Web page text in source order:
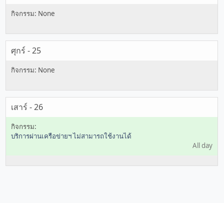
ศุกร์ - 25
เสาร์ - 26
บริการผ่านเครือข่ายฯ ไม่สามารถใช้งานได้
All day